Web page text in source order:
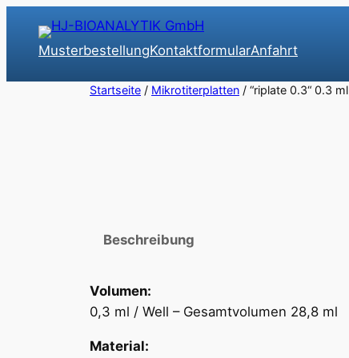
Inhalt
springenMusterbestellungKontaktformularAnfahrt
Startseite / Mikrotiterplatten / “riplate 0.3“ 0.3 ml
Beschreibung
Volumen:
0,3 ml / Well – Gesamtvolumen 28,8 ml
Material: